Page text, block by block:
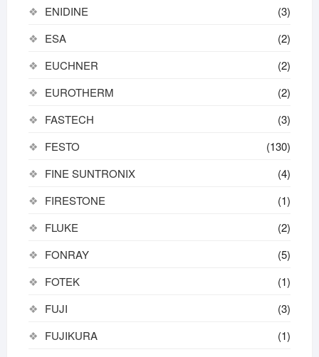
ENIDINE
(3)
ESA
(2)
EUCHNER
(2)
EUROTHERM
(2)
FASTECH
(3)
FESTO
(130)
FINE SUNTRONIX
(4)
FIRESTONE
(1)
FLUKE
(2)
FONRAY
(5)
FOTEK
(1)
FUJI
(3)
FUJIKURA
(1)